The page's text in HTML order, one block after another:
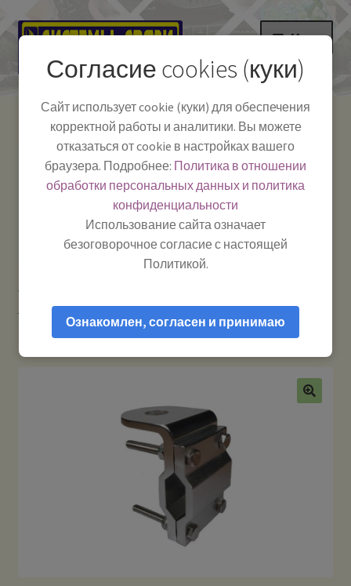
Перейти
навигации
Перейти
содержимому
Меню
Как пользоваться
Полезная информация
Мой аккаунт
Системы Связи:
г. Красноярск, ул.
Работаем:Пн-Пт:
10:00–18:00
-
Телефон:+7-
391-249-1040
Тел.|WA|Telegram:
+79029904090
кронштейны для антенн и держатели для гаджетов
TS-03
Optim — Крепление (основание) для врезных антен
Согласие cookies (куки)
Сайт использует cookie (куки) для обеспечения
корректной работы и аналитики. Вы можете
отказаться от cookie в настройках вашего
браузера. Подробнее: Политика в отношении
обработки персональных данных и политика
конфиденциальности
Использование сайта означает
безоговорочное согласие с настоящей
Политикой.
Ознакомлен, согласен и принимаю